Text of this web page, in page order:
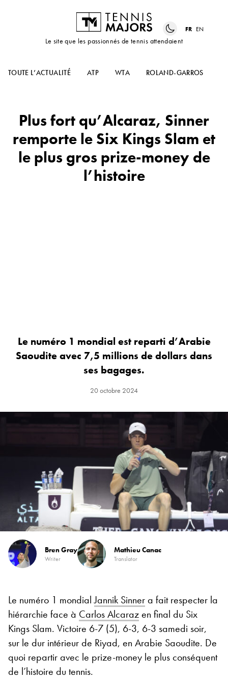
Le site que les passionnés de tennis attendaient
FR EN
TOUTE L’ACTUALITÉ ATP WTA ROLAND-GARROS
Plus fort qu’Alcaraz, Sinner
remporte le Six Kings Slam et
le plus gros prize-money de
l’histoire
Le numéro 1 mondial est reparti d’Arabie
Saoudite avec 7,5 millions de dollars dans
ses bagages.
20 octobre 2024
Bren Gray
Writer
Mathieu Canac
Translator
Le numéro 1 mondialJannik Sinnera fait respecter la
hiérarchie face à Carlos Alcarazen final du Six
Kings Slam. Victoire 6-7 (5), 6-3, 6-3 samedi soir,
sur le dur intérieur de Riyad, en Arabie Saoudite. De
quoi repartir avec le prize-money le plus conséquent
de l’histoire du tennis.